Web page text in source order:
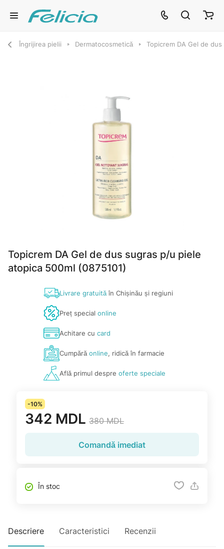
Îngrijirea pielii Dermatocosmetică Topicrem DA Gel de
Topicrem DA Gel de dus sugras p/u piele
atopica 500ml (0875101)
Livrare gratuităîn Chișinău și regiuni
Preț special online
Achitare cu card
Cumpărăonline, ridică în farmacie
Află primul despre oferte speciale
-10%
342 MDL 380 MDL
Comandă imediat
În stoc
Descriere Caracteristici Recenzii